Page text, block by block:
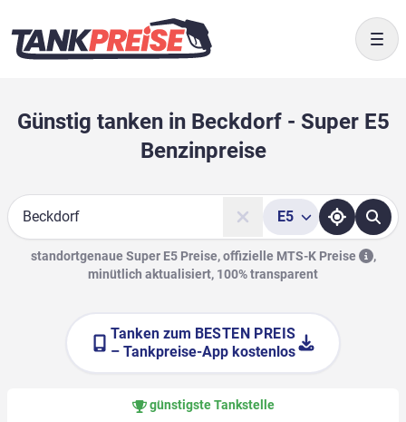
Günstig tanken in Beckdorf - Super E5
Benzinpreise
Suche
E5
standortgenaue Super E5 Preise, offizielle MTS-K Preise
,
minütlich aktualisiert, 100% transparent
Tanken zum BESTEN PREIS
– Tankpreise-App kostenlos
günstigste Tankstelle